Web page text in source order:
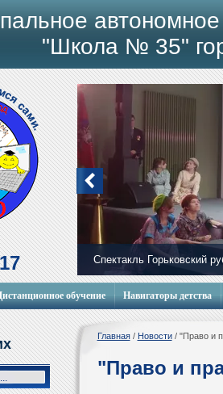
Мобильный городок
"Школа № 35"
обучение Навигаторы детства
Главная/ Новости/ "Право и
"Право и